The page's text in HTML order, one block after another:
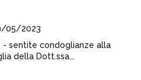
05/2023
- sentite condoglianze alla
della Dott.ssa...